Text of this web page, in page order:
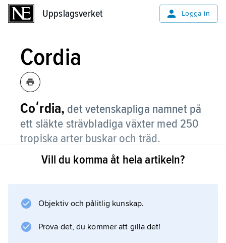
Uppslagsverket Logga in
Cordia
Coʹrdia, det vetenskapliga namnet på
ett släkte strävbladiga växter med 250
tropiska arter buskar och träd.
Flertalet arter finns i Amerika.
Vill du komma åt hela artikeln?
Objektiv och pålitlig kunskap.
Prova det, du kommer att gilla det!